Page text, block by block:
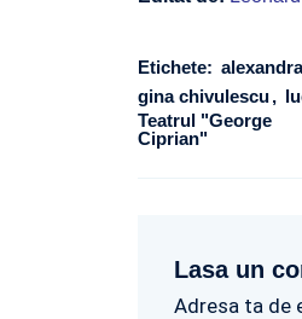
Etichete:
gina chivulescu
Teatrul "George
Ciprian"
Lasa un
Adresa ta de